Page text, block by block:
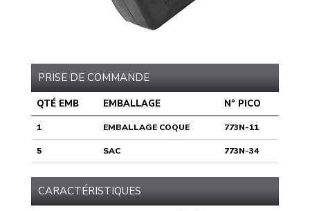
PRISE DE COMMANDE
QTÉ EMB EMBALLAGE N° PICO
1 EMBALLAGE COQUE 773N-11
5 SAC 773N-34
CARACTÉRISTIQUES